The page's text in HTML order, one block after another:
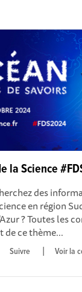
la Science
des
en région
? Toutes les
ce thème...
|
Voir la